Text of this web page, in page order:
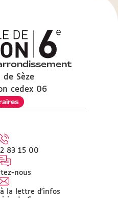
Sèze
cedex 06
83 15 00
nous
la lettre d'infos